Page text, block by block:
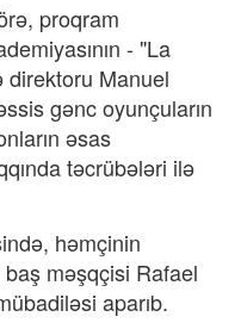
proqram
- "La
direktoru Manuel
gənc oyunçuların
əsas
təcrübələri ilə
həmçinin
baş məşqçisi Rafael
aparıb.